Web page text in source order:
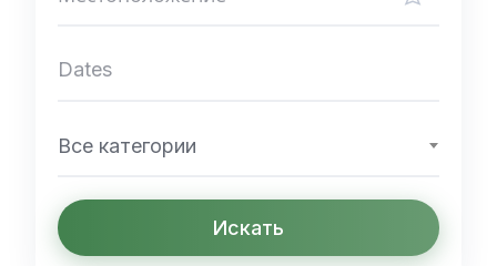
Все категории
Искать